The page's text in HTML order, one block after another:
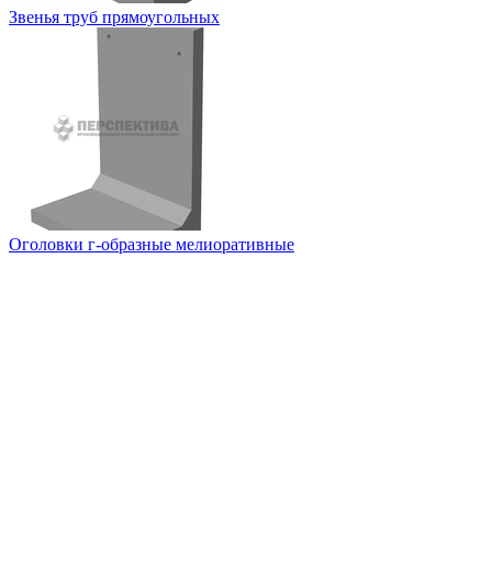
Звенья труб прямоугольных
Оголовки г-образные мелиоративные